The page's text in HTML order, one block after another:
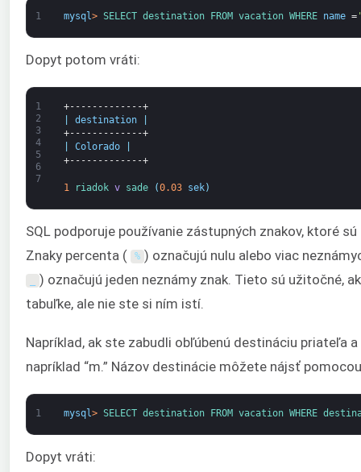
1 mysql> SELECT destination FROM vacation WHERE name =
Dopyt potom vráti:
1
2
3
4
5
6
7
+-------------+
destination
+-------------+
Colorado
+-------------+
1 riadok v sade (0.03 sek)
SQL podporuje používanie zástupných znakov, ktoré
Znaky percenta (
% ) označujú nulu alebo viac
) označujú jeden neznámy znak. Tieto sú užitočné,
tabuľke, ale nie ste si ním istí.
Napríklad, ak ste zabudli obľúbenú destináciu priateľa
napríklad “m.” Názov destinácie môžete nájsť
1 mysql > SELECT destination FROM vacation WHERE
Dopyt vráti: